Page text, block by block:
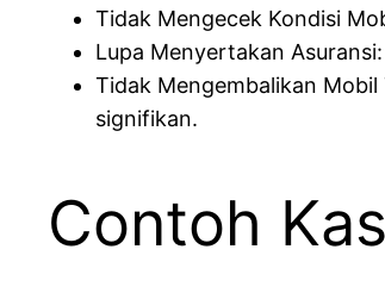
Tidak Mengecek Kondisi
Lupa Menyertakan
Tidak Mengembalikan
signifikan.
Contoh